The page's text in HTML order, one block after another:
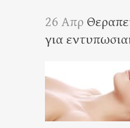
26 Απρ
για